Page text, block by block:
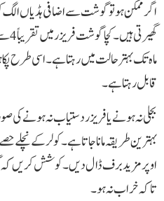
اگر ممکن ہو تو گوشت سے اضافی ہڈیاں الگ
قابل رہتا ہے۔
بجلی نہ ہونے یا فریزر دستیاب نہ ہونے کی
بہترین طریقہ مانا جاتا ہے۔ کولر کے
اوپر مزید برف ڈال دیں۔ کوشش کریں
تاکہ خراب نہ ہو۔